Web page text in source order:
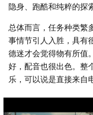
隐身、跑酷和纯粹的探
总体而言，任务种类繁
事情节引人入胜，具有
德迷才会觉得物有所值
好，配音也很出色。整
乐，可以说是直接来自